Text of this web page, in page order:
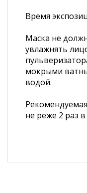
Время
Маска не
увлажнять
мокрыми
водой.
не реже 2 раз